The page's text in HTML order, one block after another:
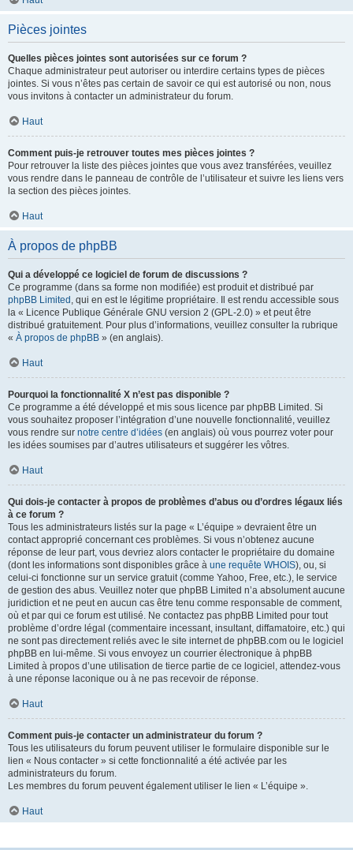
Pièces jointes
Quelles pièces jointes sont autorisées sur ce forum ?
Chaque administrateur peut autoriser ou interdire certains types de pièces
jointes. Si vous n’êtes pas certain de savoir ce qui est autorisé ou non, nous
vous invitons à contacter un administrateur du forum.
Haut
Comment puis-je retrouver toutes mes pièces jointes ?
Pour retrouver la liste des pièces jointes que vous avez transférées, veuillez
vous rendre dans le panneau de contrôle de l’utilisateur et suivre les liens vers
la section des pièces jointes.
Haut
À propos de phpBB
Qui a développé ce logiciel de forum de discussions ?
Ce programme (dans sa forme non modifiée) est produit et distribué par
phpBB Limited , qui en est le légitime propriétaire. Il est rendu accessible sous
la « Licence Publique Générale GNU version 2 (GPL-2.0) » et peut être
distribué gratuitement. Pour plus d’informations, veuillez consulter la rubrique
« À propos de phpBB » (en anglais).
Haut
Pourquoi la fonctionnalité X n’est pas disponible ?
Ce programme a été développé et mis sous licence par phpBB Limited. Si
vous souhaitez proposer l’intégration d’une nouvelle fonctionnalité, veuillez
vous rendre sur notre centre d’idées (en anglais) où vous pourrez voter pour
les idées soumises par d’autres utilisateurs et suggérer les vôtres.
Haut
Qui dois-je contacter à propos de problèmes d’abus ou d’ordres légaux liés
à ce forum ?
Tous les administrateurs listés sur la page « L’équipe » devraient être un
contact approprié concernant ces problèmes. Si vous n’obtenez aucune
réponse de leur part, vous devriez alors contacter le propriétaire du domaine
(dont les informations sont disponibles grâce à une requête WHOIS), ou, si
celui-ci fonctionne sur un service gratuit (comme Yahoo, Free, etc.), le service
de gestion des abus. Veuillez noter que phpBB Limited n’a absolument aucune
juridiction et ne peut en aucun cas être tenu comme responsable de comment,
où et par qui ce forum est utilisé. Ne contactez pas phpBB Limited pour tout
problème d’ordre légal (commentaire incessant, insultant, diffamatoire, etc.) qui
ne sont pas directement reliés avec le site internet de phpBB.com ou le logiciel
phpBB en lui-même. Si vous envoyez un courrier électronique à phpBB
Limited à propos d’une utilisation de tierce partie de ce logiciel, attendez-vous
à une réponse laconique ou à ne pas recevoir de réponse.
Haut
Comment puis-je contacter un administrateur du forum ?
Tous les utilisateurs du forum peuvent utiliser le formulaire disponible sur le
lien « Nous contacter » si cette fonctionnalité a été activée par les
administrateurs du forum.
Les membres du forum peuvent également utiliser le lien « L’équipe ».
Haut